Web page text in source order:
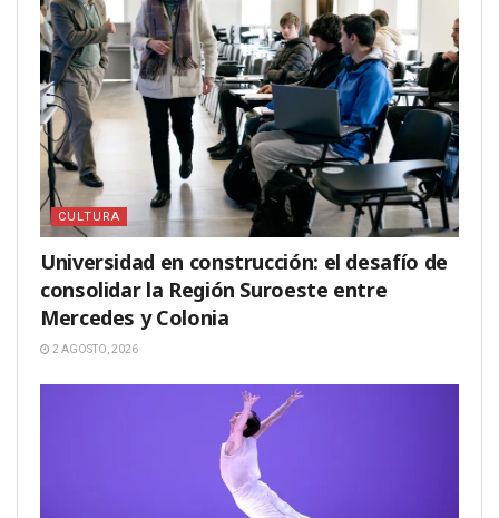
CULTURA
Universidad en construcción: el desafío de
consolidar la Región Suroeste entre
Mercedes y Colonia
2 AGOSTO, 2026